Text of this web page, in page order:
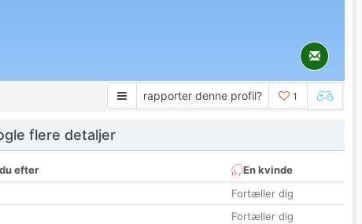
rapporter denne profil? 1
flere detaljer
efter
En kvinde
Fortæller dig
Fortæller dig